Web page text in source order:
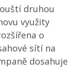
druhou
využity
o
sítí na
dosahuje